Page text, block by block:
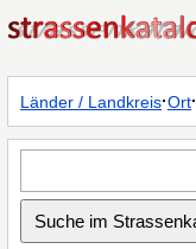
Länder / Landkreis·Ort·